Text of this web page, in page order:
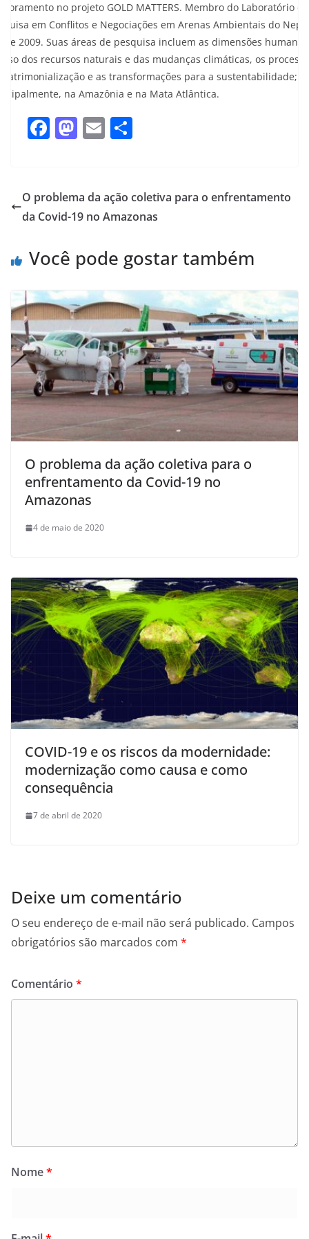
no projeto GOLD MATTERS. Membro do Laboratório de
em Conflitos e Negociações em Arenas Ambientais do
2009. Suas áreas de pesquisa incluem as dimensões humanas
dos recursos naturais e das mudanças climáticas, os
e as transformações para a sustentabilidade;
na Amazônia e na Mata Atlântica.
F
e
b
o
k
M
o
d
n
E
l e
O problema da ação coletiva para o enfrentamento
da Covid-19 no Amazonas
Você pode gostar também
O problema da ação coletiva para o
enfrentamento da Covid-19 no
Amazonas
4 de maio de 2020
COVID-19 e os riscos da modernidade:
modernização como causa e como
consequência
7 de abril de 2020
Deixe um comentário
O seu endereço de e-mail não será publicado. Campos
obrigatórios são marcados com *
Comentário *
Nome*